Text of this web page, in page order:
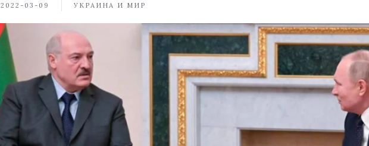
2022-03-09 УКРАИНА И МИР